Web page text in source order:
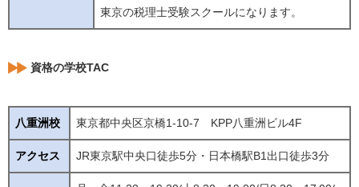
東京の税理士受験スクールになります。
資格の学校TAC
八重洲校 東京都中央区京橋1-10-7 KPP八重洲ビル4F
アクセス JR東京駅中央口徒歩5分・日本橋駅B1出口徒歩3分